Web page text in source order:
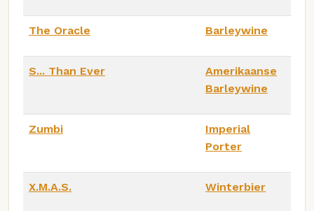
The Oracle Barleywine
S... Than Ever
Amerikaanse
Barleywine
Zumbi
Imperial
Porter
X.M.A.S. Winterbier